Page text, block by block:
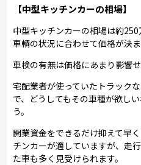
【中型キッチンカーの相場】
中型キッチンカーの相場は約
車輌の状況に合わせて価格が決
車検の有無は価格にあまり影響
宅配業者が使っていたトラック
で、どうしてもその車種が欲し
う。
開業資金をできるだけ抑えて早
チンカーが適していますが、走
た車も多く見受けられます。